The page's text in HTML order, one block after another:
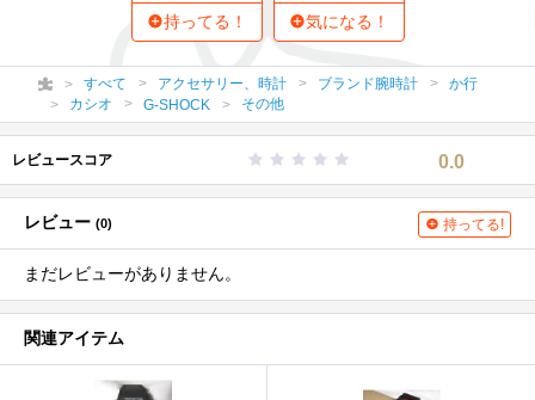
持ってる！ 気になる！
すべて アクセサリー、時計 ブランド腕時計
か行
カシオ
G-SHOCK その他
レビュースコア 0.0
レビュー (0) 持ってる!
まだレビューがありません。
関連アイテム